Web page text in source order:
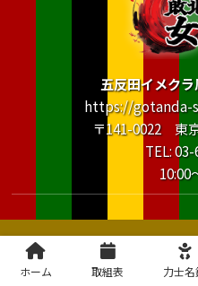
五反田イメク
https://gotanda-
〒141-0022 東
TEL:
10:00
ホーム 取組表 力士名